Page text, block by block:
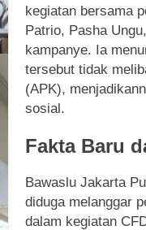
kegiatan bersama
Patrio, Pasha
kampanye. Ia
tersebut tidak
(APK),
sosial.
Fakta Baru
Bawaslu Jakarta
diduga melanggar
dalam kegiatan